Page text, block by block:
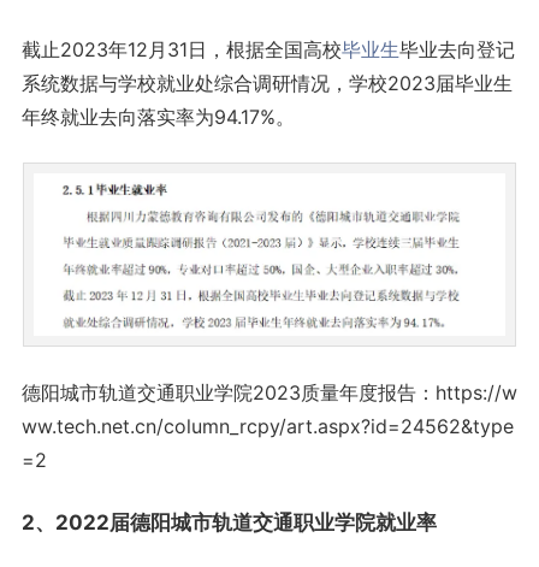
截止2023年12月31日，根据全国高校毕业生毕业去向登记
系统数据与学校就业处综合调研情况，学校2023届毕业生
年终就业去向落实率为94.17%。
德阳城市轨道交通职业学院2023质量年度报告：https://w
ww.tech.net.cn/column_rcpy/art.aspx?id=24562&type
=2
2、2022届德阳城市轨道交通职业学院就业率